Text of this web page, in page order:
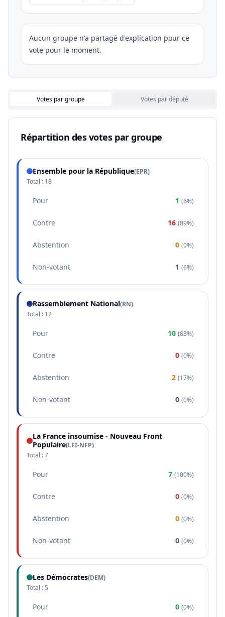
Aucun groupe n'a partagé d'explication pour ce
vote pour le moment.
Votes par groupe Votes par député
Répartition des votes par groupe
Ensemble pour la République(EPR)
Total : 18
Pour 1 (6%)
Contre 16 (89%)
Abstention 0 (0%)
Non-votant 1 (6%)
Rassemblement National(RN)
Total : 12
Pour 10 (83%)
Contre 0 (0%)
Abstention 2 (17%)
Non-votant 0 (0%)
La France insoumise - Nouveau Front
Populaire(LFI-NFP)
Total :7
Pour 7 (100%)
Contre 0 (0%)
Abstention 0 (0%)
Non-votant 0 (0%)
Les Démocrates(DEM)
Total : 5
Pour 0 (0%)